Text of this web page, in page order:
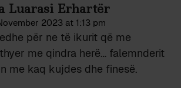
Luarasi Erhartër
2023 at 1:13 pm
për ne të ikurit që me
me qindra herë… falemnderit
me kaq kujdes dhe finesë.